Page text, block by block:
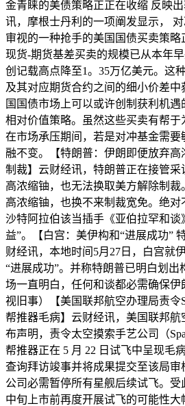
金青睐的美债策略正正在收缩 反映
讯，摩根士丹利的一项阐发显示，
审视的一种抢手的美国国债买卖策
现货-期货基差买卖的规模已从本年
创记载高点降至1。35万亿美元。这
及其对应期货合约之间的细小价差
国国债市场上可以或许创制获利机
相对价值策略。虽然这些买卖有帮
在市场承压期间，若是对冲基金需
融不变。【特朗普：伊朗即便放弃
制裁】云财经讯，特朗普正在接管
高浓缩铀，也无法换取美方解除制裁
高浓缩铀，也换不来制裁宽免。绝对
沙特阿拉伯该当插手《亚伯拉罕和谈
益”。【白宫：美伊构和“进展成功”
财经讯，本地时间5月27日，白宫就
“进展成功”。并称特朗普已明白划出
场一直明白，任何和谈都必需确保
视旧事）【美国联邦航空办理局责令
帮推器毛病】云财经讯，美国联邦
布声明，责令太空摸索手艺公司（
帮推器正在 5 月 22 日试飞中呈现毛
查询拜访竣事并将成果提交至该局
公司必需暂停所有星舰后续试飞。受
中旬上市前再度开展试飞的可能性